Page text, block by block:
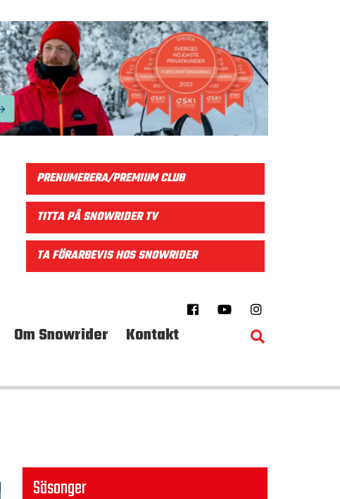
PRENUMERERA/PREMIUM CLUB
TITTA PÅ SNOWRIDER TV
TA FÖRARBEVIS HOS SNOWRIDER
Om Snowrider
Kontakt
Säsonger